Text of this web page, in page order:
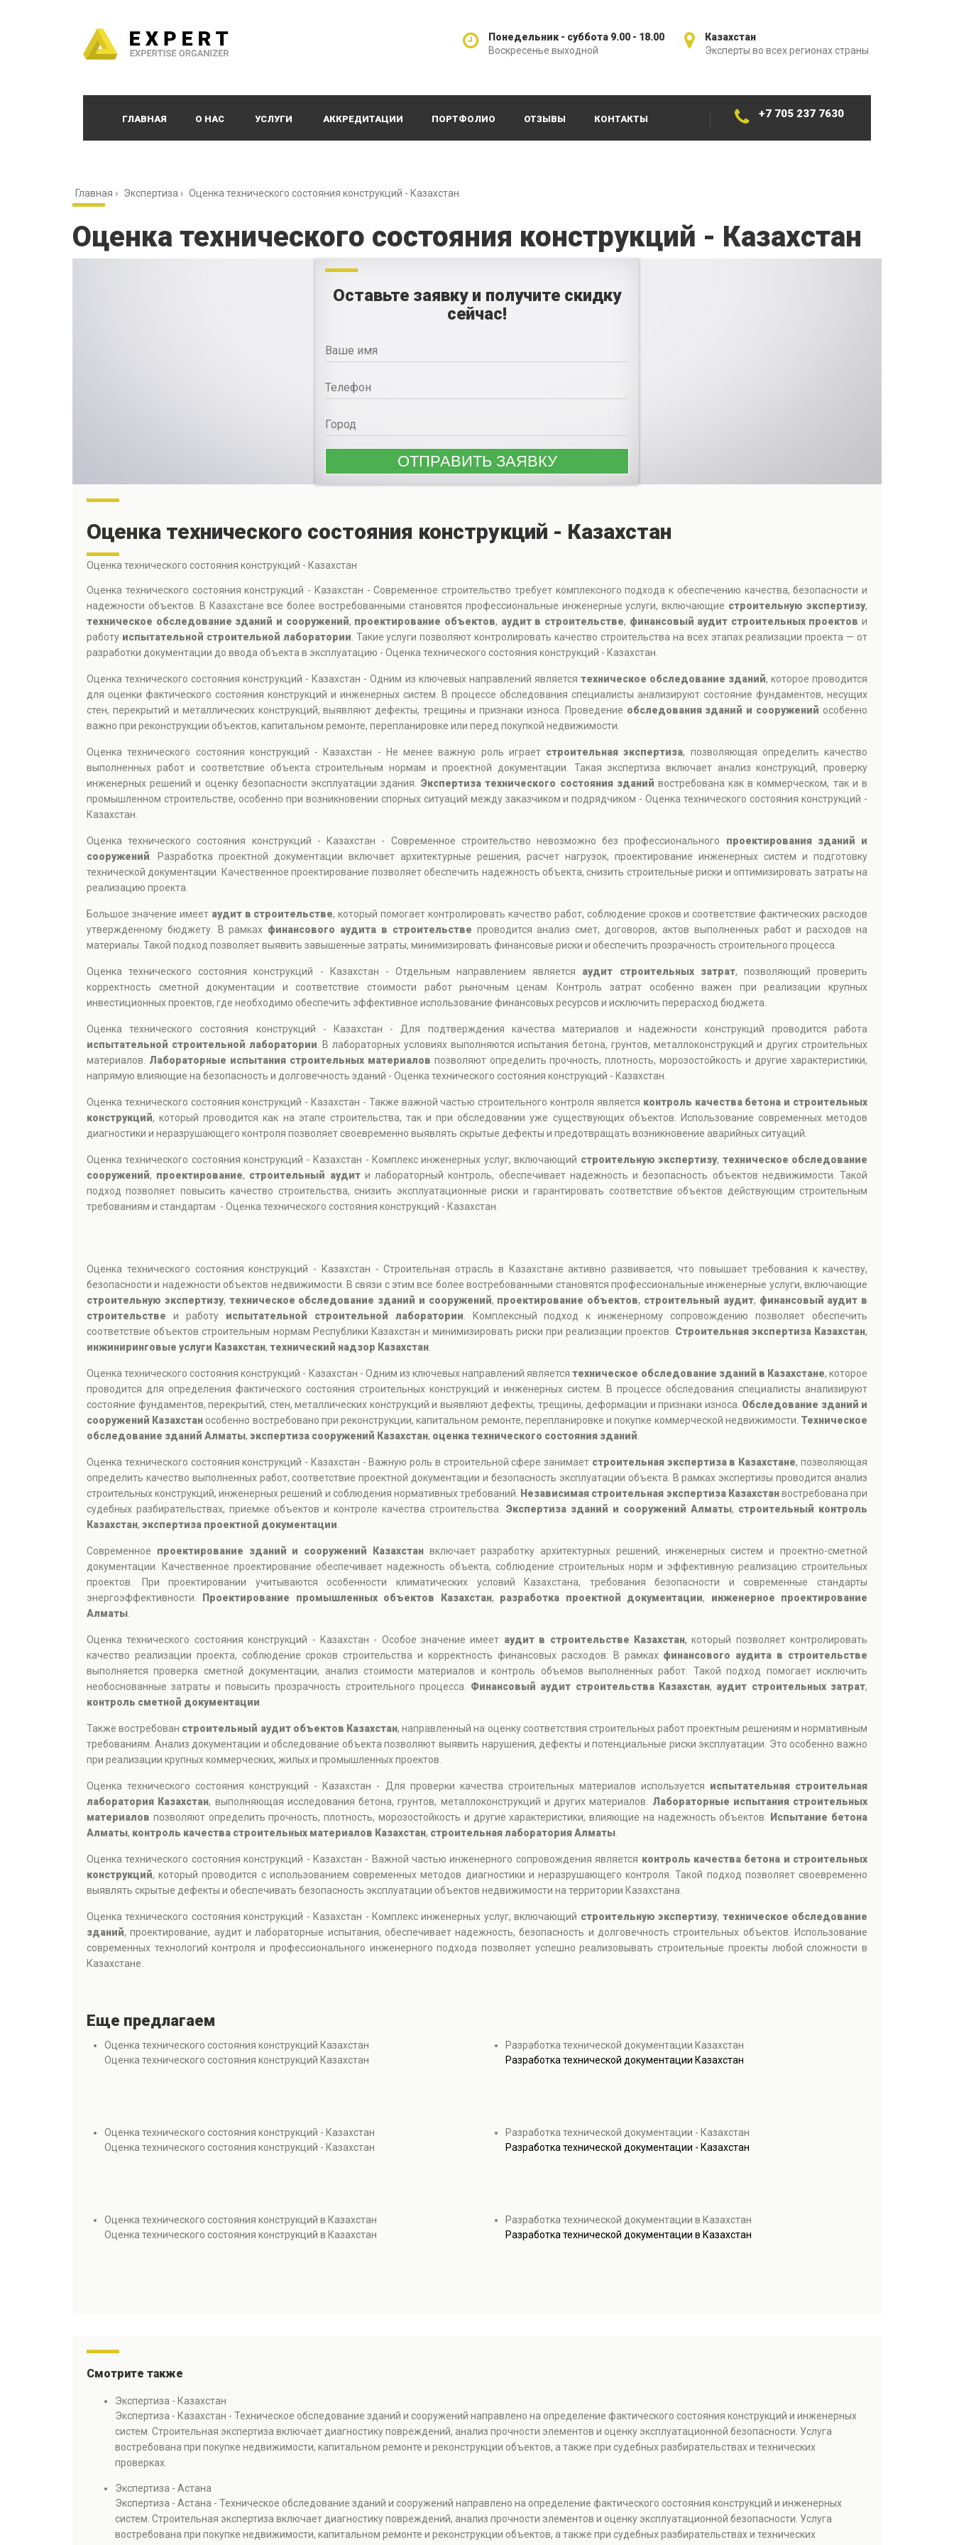
Казахстан
Эксперты во всех регионах страны
Понедельник - суббота 9.00 - 18.00
Воскресенье выходной
ГЛАВНАЯ О НАС УСЛУГИ АККРЕДИТАЦИИ ПОРТФОЛИО ОТЗЫВЫ КОНТАКТЫ +7 705 237 7630
Главная › Экспертиза › Оценка технического состояния конструкций - Казахстан
Оценка технического состояния конструкций - Казахстан
Оставьте заявку и получите скидку
сейчас!
Оценка технического состояния конструкций - Казахстан
Оценка технического состояния конструкций - Казахстан
Оценка технического состояния конструкций - Казахстан - Современное строительство требует комплексного подхода к обеспечению качества, безопасности и
надежности объектов. В Казахстане все более востребованными становятся профессиональные инженерные услуги, включающие строительную экспертизу,
техническое обследование зданий и сооружений, проектирование объектов, аудит в строительстве, финансовый аудит строительных проектов и
работу испытательной строительной лаборатории . Такие услуги позволяют контролировать качество строительства на всех этапах реализации проекта — от
разработки документации до ввода объекта в эксплуатацию - Оценка технического состояния конструкций - Казахстан.
Оценка технического состояния конструкций - Казахстан - Одним из ключевых направлений является техническое обследование зданий, которое проводится
для оценки фактического состояния конструкций и инженерных систем. В процессе обследования специалисты анализируют состояние фундаментов, несущих
стен, перекрытий и металлических конструкций, выявляют дефекты, трещины и признаки износа. Проведение обследования зданий и сооружений особенно
важно при реконструкции объектов, капитальном ремонте, перепланировке или перед покупкой недвижимости.
Оценка технического состояния конструкций - Казахстан - Не менее важную роль играет строительная экспертиза, позволяющая определить качество
выполненных работ и соответствие объекта строительным нормам и проектной документации. Такая экспертиза включает анализ конструкций, проверку
инженерных решений и оценку безопасности эксплуатации здания. Экспертиза технического состояния зданий востребована как в коммерческом, так и в
промышленном строительстве, особенно при возникновении спорных ситуаций между заказчиком и подрядчиком - Оценка технического состояния конструкций -
Казахстан.
Оценка технического состояния конструкций - Казахстан - Современное строительство невозможно без профессионального проектирования зданий и
сооружений . Разработка проектной документации включает архитектурные решения, расчет нагрузок, проектирование инженерных систем и подготовку
технической документации. Качественное проектирование позволяет обеспечить надежность объекта, снизить строительные риски и оптимизировать затраты на
реализацию проекта.
Большое значение имеет аудит в строительстве, который помогает контролировать качество работ, соблюдение сроков и соответствие фактических расходов
утвержденному бюджету. В рамках финансового аудита в строительстве проводится анализ смет, договоров, актов выполненных работ и расходов на
материалы. Такой подход позволяет выявить завышенные затраты, минимизировать финансовые риски и обеспечить прозрачность строительного процесса.
Оценка технического состояния конструкций - Казахстан - Отдельным направлением является аудит строительных затрат, позволяющий проверить
корректность сметной документации и соответствие стоимости работ рыночным ценам. Контроль затрат особенно важен при реализации крупных
инвестиционных проектов, где необходимо обеспечить эффективное использование финансовых ресурсов и исключить перерасход бюджета.
Оценка технического состояния конструкций - Казахстан - Для подтверждения качества материалов и надежности конструкций проводится работа
испытательной строительной лаборатории . В лабораторных условиях выполняются испытания бетона, грунтов, металлоконструкций и других строительных
материалов. Лабораторные испытания строительных материалов позволяют определить прочность, плотность, морозостойкость и другие характеристики,
напрямую влияющие на безопасность и долговечность зданий - Оценка технического состояния конструкций - Казахстан.
Оценка технического состояния конструкций - Казахстан - Также важной частью строительного контроля является контроль качества бетона и строительных
конструкций, который проводится как на этапе строительства, так и при обследовании уже существующих объектов. Использование современных методов
диагностики и неразрушающего контроля позволяет своевременно выявлять скрытые дефекты и предотвращать возникновение аварийных ситуаций.
Оценка технического состояния конструкций - Казахстан - Комплекс инженерных услуг, включающий строительную экспертизу, техническое обследование
сооружений, проектирование, строительный аудити лабораторный контроль, обеспечивает надежность и безопасность объектов недвижимости. Такой
подход позволяет повысить качество строительства, снизить эксплуатационные риски и гарантировать соответствие объектов действующим строительным
требованиям и стандартам - Оценка технического состояния конструкций - Казахстан.
Оценка технического состояния конструкций - Казахстан - Строительная отрасль в Казахстане активно развивается, что повышает требования к качеству,
безопасности и надежности объектов недвижимости. В связи с этим все более востребованными становятся профессиональные инженерные услуги, включающие
строительную экспертизу, техническое обследование зданий и сооружений, проектирование объектов, строительный аудит, финансовый аудит в
строительстве и работу испытательной строительной лаборатории . Комплексный подход к инженерному сопровождению позволяет обеспечить
соответствие объектов строительным нормам Республики Казахстан и минимизировать риски при реализации проектов. Строительная экспертиза Казахстан,
инжиниринговые услуги Казахстан, технический надзор Казахстан
Оценка технического состояния конструкций - Казахстан - Одним из ключевых направлений являетсятехническое обследование зданий в Казахстане, которое
проводится для определения фактического состояния строительных конструкций и инженерных систем. В процессе обследования специалисты анализируют
состояние фундаментов, перекрытий, стен, металлических конструкций и выявляют дефекты, трещины, деформации и признаки износа. Обследование зданий и
сооружений Казахстан особенно востребовано при реконструкции, капитальном ремонте, перепланировке и покупке коммерческой недвижимости. Техническое
обследование зданий Алматы, экспертиза сооружений Казахстан, оценка технического состояния зданий
Оценка технического состояния конструкций - Казахстан - Важную роль в строительной сфере занимает строительная экспертиза в Казахстане, позволяющая
определить качество выполненных работ, соответствие проектной документации и безопасность эксплуатации объекта. В рамках экспертизы проводится анализ
строительных конструкций, инженерных решений и соблюдения нормативных требований.
Независимая строительная экспертиза Казахстанвостребована при
судебных разбирательствах, приемке объектов и контроле качества строительства. Экспертиза зданий и сооружений Алматы, строительный контроль
Казахстан, экспертиза проектной документации
Современное проектирование зданий и сооружений Казахстанвключает разработку архитектурных решений, инженерных систем и проектно-сметной
документации. Качественное проектирование обеспечивает надежность объекта, соблюдение строительных норм и эффективную реализацию строительных
проектов. При проектировании учитываются особенности климатических условий Казахстана, требования безопасности и современные стандарты
энергоэффективности.
Проектирование промышленных объектов Казахстан, разработка проектной документации, инженерное проектирование
Алматы
Оценка технического состояния конструкций - Казахстан - Особое значение имеет аудит в строительстве Казахстан, который позволяет контролировать
качество реализации проекта, соблюдение сроков строительства и корректность финансовых расходов. В рамках финансового аудита в строительстве
выполняется проверка сметной документации, анализ стоимости материалов и контроль объемов выполненных работ. Такой подход помогает исключить
необоснованные затраты и повысить прозрачность строительного процесса. Финансовый аудит строительства Казахстан, аудит строительных затрат,
контроль сметной документации
Также востребован строительный аудит объектов Казахстан, направленный на оценку соответствия строительных работ проектным решениям и нормативным
требованиям. Анализ документации и обследование объекта позволяют выявить нарушения, дефекты и потенциальные риски эксплуатации. Это особенно важно
при реализации крупных коммерческих, жилых и промышленных проектов.
Оценка технического состояния конструкций - Казахстан - Для проверки качества строительных материалов используется испытательная строительная
лаборатория Казахстан, выполняющая исследования бетона, грунтов, металлоконструкций и других материалов. Лабораторные испытания строительных
материалов позволяют определить прочность, плотность, морозостойкость и другие характеристики, влияющие на надежность объектов.
Испытание бетона
Алматы, контроль качества строительных материалов Казахстан, строительная лаборатория Алматы
Оценка технического состояния конструкций - Казахстан - Важной частью инженерного сопровождения является контроль качества бетона и строительных
конструкций, который проводится с использованием современных методов диагностики и неразрушающего контроля. Такой подход позволяет своевременно
выявлять скрытые дефекты и обеспечивать безопасность эксплуатации объектов недвижимости на территории Казахстана.
Оценка технического состояния конструкций - Казахстан - Комплекс инженерных услуг, включающий строительную экспертизу, техническое обследование
зданий, проектирование, аудит и лабораторные испытания, обеспечивает надежность, безопасность и долговечность строительных объектов. Использование
современных технологий контроля и профессионального инженерного подхода позволяет успешно реализовывать строительные проекты любой сложности в
Казахстане.
Еще предлагаем
Оценка технического состояния конструкций Казахстан
Оценка технического состояния конструкций Казахстан
Оценка технического состояния конструкций - Казахстан
Оценка технического состояния конструкций - Казахстан
Оценка технического состояния конструкций в Казахстан
Оценка технического состояния конструкций в Казахстан
Разработка технической документации Казахстан
Разработка технической документации Казахстан
Разработка технической документации - Казахстан
Разработка технической документации - Казахстан
Разработка технической документации в Казахстан
Разработка технической документации в Казахстан
Смотрите также
Экспертиза - Казахстан
Экспертиза - Казахстан - Техническое обследование зданий и сооружений направлено на определение фактического состояния конструкций и инженерных
систем. Строительная экспертиза включает диагностику повреждений, анализ прочности элементов и оценку эксплуатационной безопасности. Услуга
востребована при покупке недвижимости, капитальном ремонте и реконструкции объектов, а также при судебных разбирательствах и технических
проверках.
Экспертиза - Астана
Экспертиза - Астана - Техническое обследование зданий и сооружений направлено на определение фактического состояния конструкций и инженерных
систем. Строительная экспертиза включает диагностику повреждений, анализ прочности элементов и оценку эксплуатационной безопасности. Услуга
востребована при покупке недвижимости, капитальном ремонте и реконструкции объектов, а также при судебных разбирательствах и технических